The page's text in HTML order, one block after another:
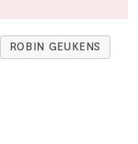
ROBIN GEUKENS